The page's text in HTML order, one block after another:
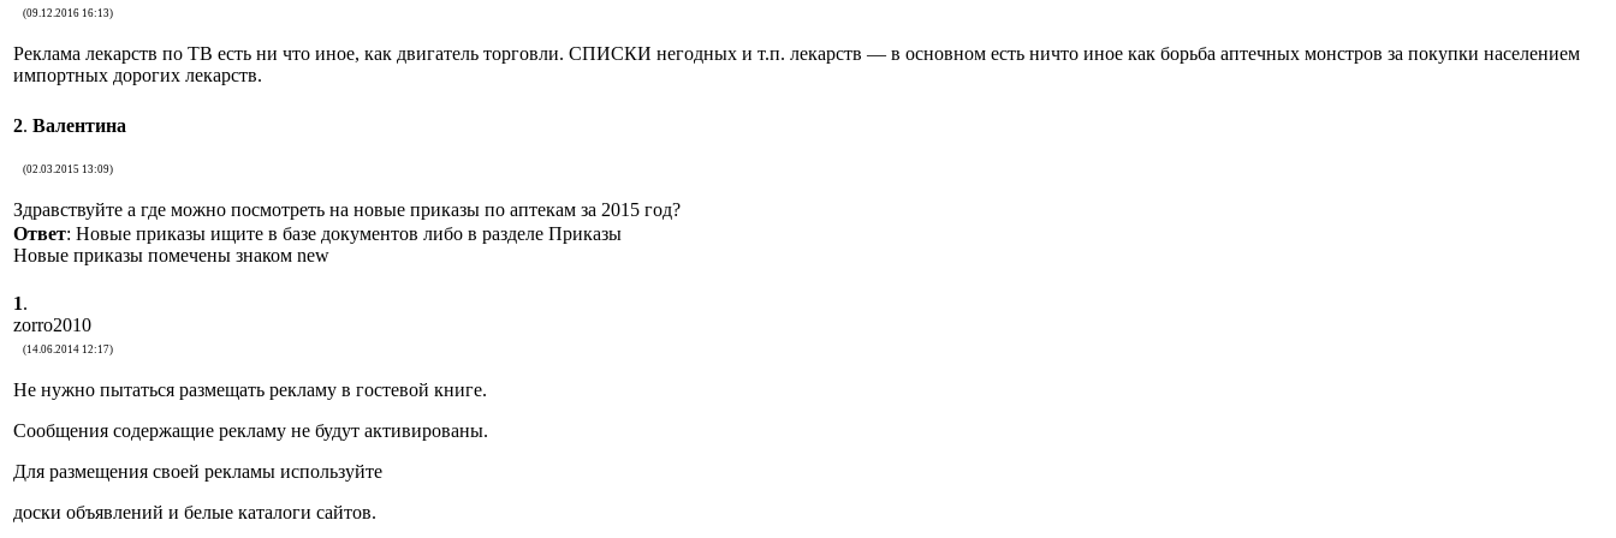
(09.12.2016 16:13)
Реклама лекарств по ТВ есть ни что иное, как двигатель торговли. СПИСКИ негодных и т.п. лекарств — в основном есть ничто иное как борьба аптечных монстров за покупки населением
импортных дорогих лекарств.
2. Валентина
(02.03.2015 13:09)
Здравствуйте а где можно посмотреть на новые приказы по аптекам за 2015 год?
Ответ: Новые приказы ищите в базе документов либо в разделе Приказы
Новые приказы помечены знаком new
1.
zorro2010
(14.06.2014 12:17)
Не нужно пытаться размещать рекламу в гостевой книге.
Сообщения содержащие рекламу не будут активированы.
Для размещения своей рекламы используйте
доски объявлений и белые каталоги сайтов.